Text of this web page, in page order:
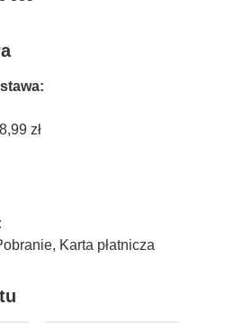
zł
Karta płatnicza